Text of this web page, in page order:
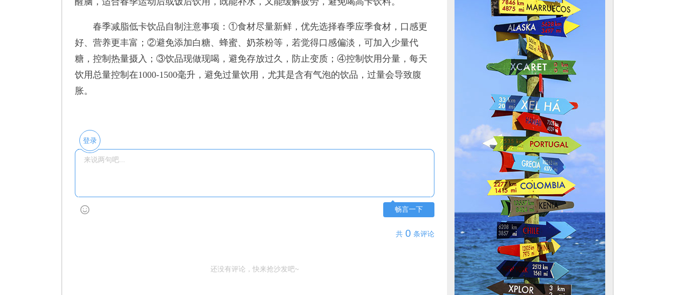
春季减脂低卡饮品自制注意事项：①食材尽量新鲜，优先选择春季应季食材，口感更
好、营养更丰富；②避免添加白糖、蜂蜜、奶茶粉等，若觉得口感偏淡，可加入少量代
糖，控制热量摄入；③饮品现做现喝，避免存放过久，防止变质；④控制饮用分量，每天
饮用总量控制在1000-1500毫升，避免过量饮用，尤其是含有气泡的饮品，过量会导致腹
胀。
登录
畅言一下
共 0 条评论
还没有评论，快来抢沙发吧~